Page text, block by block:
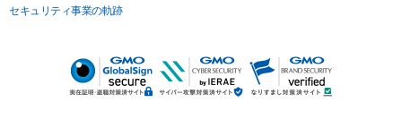
セキュリティ事業の軌跡